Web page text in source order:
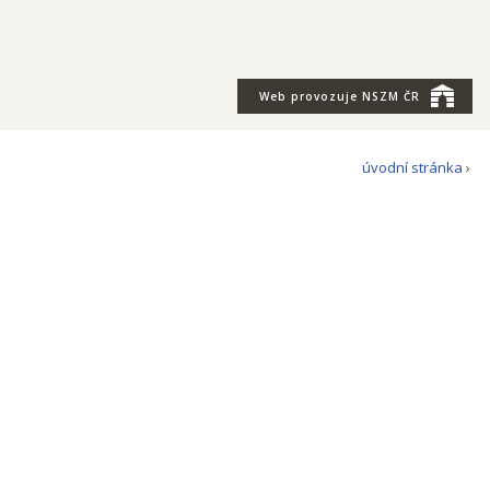
Web provozuje NSZM ČR
úvodní stránka ›